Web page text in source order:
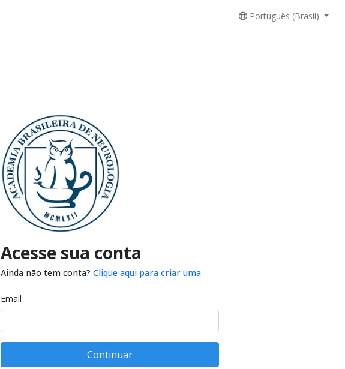
Português (Brasil)
Acesse sua conta
Ainda não tem conta? Clique aqui para criar uma
Email
Continuar